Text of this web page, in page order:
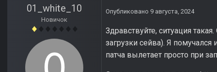
01_white_10
Новичок
Опубликовано 9 августа, 2024
Здравствуйте, ситуация
загрузки сейва). Я
патча вылетает просто при